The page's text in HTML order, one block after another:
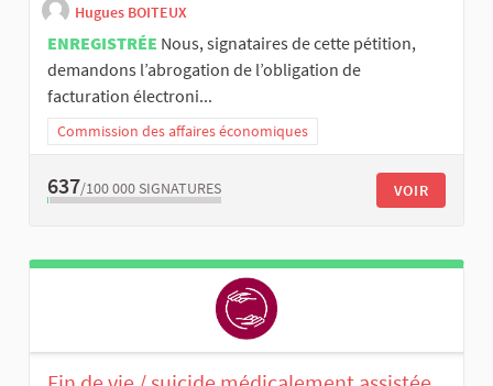
Hugues BOITEUX
ENREGISTRÉE Nous, signataires de cette pétition,
demandons l’abrogation de l’obligation de
facturation électroni...
Commission des affaires économiques
637/100 000 SIGNATURES VOIR